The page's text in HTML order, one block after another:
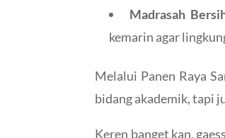
Madrasah
kemarin agar
Melalui Panen Raya
bidang akademik, tapi
Keren banget kan,